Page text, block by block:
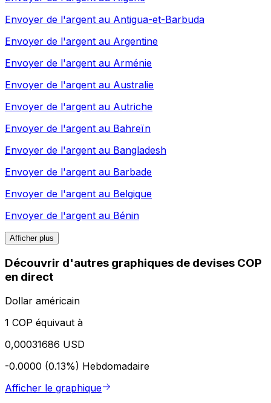
Envoyer de l'argent au Antigua-et-Barbuda
Envoyer de l'argent au Argentine
Envoyer de l'argent au Arménie
Envoyer de l'argent au Australie
Envoyer de l'argent au Autriche
Envoyer de l'argent au Bahreïn
Envoyer de l'argent au Bangladesh
Envoyer de l'argent au Barbade
Envoyer de l'argent au Belgique
Envoyer de l'argent au Bénin
Afficher plus
Découvrir d'autres graphiques de devises COP
en direct
Dollar américain
1 COP équivaut à
0,00031686 USD
-0.0000 (0.13%) Hebdomadaire
Afficher le graphique